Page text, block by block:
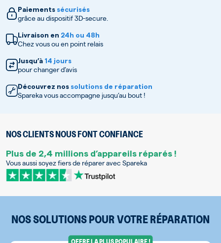
Paiements sécurisés
grâce au dispositif 3D-secure.
Livraison en 24h ou 48h
Chez vous ou en point relais
Jusqu’à 14 jours
pour changer d’avis
Découvrez nos solutions de réparation
Spareka vous accompagne jusqu’au bout !
NOS CLIENTS NOUS FONT CONFIANCE
Plus de 2,4 millions d’appareils réparés !
Vous aussi soyez fiers de réparer avec Spareka
NOS SOLUTIONS POUR VOTRE RÉPARATION